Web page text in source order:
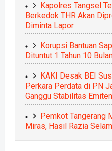
Kapolres Tangsel
Berkedok THR Akan
Diminta Lapor
Korupsi Bantuan
Dituntut 1 Tahun 10
KAKI Desak BEI
Perkara Perdata di PN
Ganggu Stabilitas Emiten
Pemkot Tangerang
Miras, Hasil Razia